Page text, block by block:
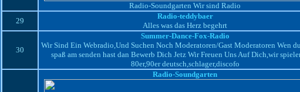
Radio-Soundgarten Wir sind Radio
29
Radio-teddybaer
Alles was das Herz begehrt
30
Summer-Dance-Fox-Radio
Wir Sind Ein Webradio,Und Suchen Noch Moderatoren/Gast Moderatoren Wen
spaß am senden hast dan Bewerb Dich Jetz Wir Freuen Uns Auf Dich,wir
80er,90er deutsch,schlager,discofo
Radio-Soundgarten